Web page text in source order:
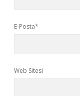
E-Posta*
Web Sitesi